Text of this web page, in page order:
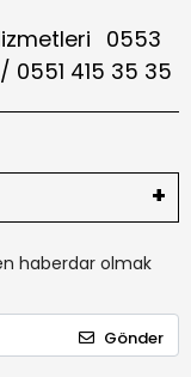
0553
0551 415 35 35
haberdar olmak
Gönder